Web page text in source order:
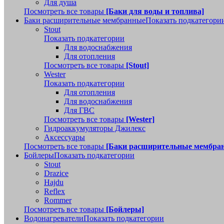
Для душа
Посмотреть все товары [Баки для воды и топлива]
Баки расширительные мембранныеПоказать
Stout
Показать подкатегории
Для водоснабжения
Для отопления
Посмотреть все товары [Stout]
Wester
Показать подкатегории
Для отопления
Для водоснабжения
Для ГВС
Посмотреть все товары [Wester]
Гидроаккумуляторы Джилекс
Аксессуары
Посмотреть все товары [Баки расширительные
БойлерыПоказать подкатегории
Stout
Drazice
Hajdu
Reflex
Rommer
Посмотреть все товары [Бойлеры]
ВодонагревателиПоказать подкатегории